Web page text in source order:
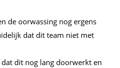
de oorwassing nog ergens
dat dit team niet met
dit nog lang doorwerkt en